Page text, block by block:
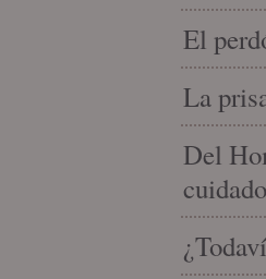
El
La
Del
cuidado